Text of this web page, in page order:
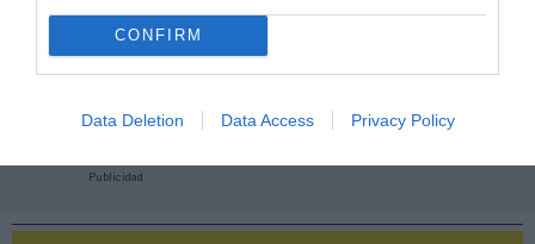
CONFIRM
Data Deletion Data Access Privacy Policy
Índex2P
Fórmula 1
Publicidad